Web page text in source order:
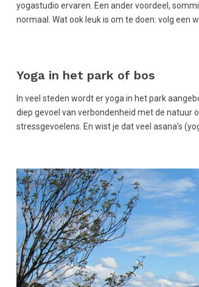
yogastudio ervaren. Een ander voordeel,
normaal. Wat ook leuk is om te doen: volg een
Yoga in het park of bos
In veel steden wordt er yoga in het park
diep gevoel van verbondenheid met de natuur
stressgevoelens. En wist je dat veel asana’s